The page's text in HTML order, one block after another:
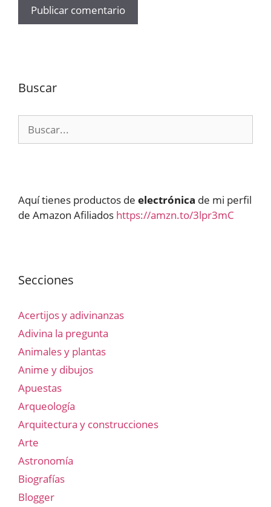
Buscar
Aquí tienes productos de electrónica de mi perfil
de Amazon Afiliados https://amzn.to/3lpr3mC
Secciones
Acertijos y adivinanzas
Adivina la pregunta
Animales y plantas
Anime y dibujos
Apuestas
Arqueología
Arquitectura y construcciones
Arte
Astronomía
Biografías
Blogger